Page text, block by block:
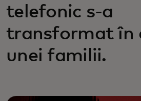
telefonic s-a
transformat în
unei familii.